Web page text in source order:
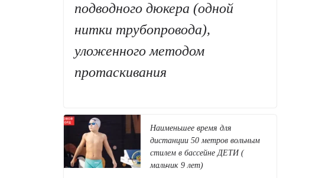
подводного дюкера (одной
нитки трубопровода),
уложенного методом
протаскивания
Наименьшее время для
дистанции 50 метров вольным
стилем в бассейне ДЕТИ (
мальчик 9 лет)